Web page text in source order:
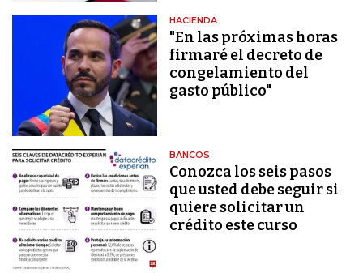
HACIENDA
"En las próximas horas
firmaré el decreto de
congelamiento del
gasto público"
BANCOS
Conozca los seis pasos
que usted debe seguir si
quiere solicitar un
crédito este curso